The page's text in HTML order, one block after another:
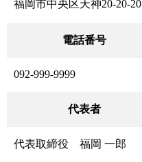
福岡市中央区天神20-20-20
電話番号
092-999-9999
代表者
代表取締役 福岡 一郎